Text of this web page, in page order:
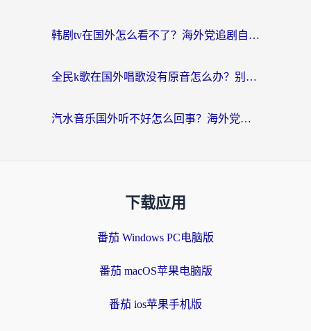
韩剧tv在国外怎么看不了？海外党追剧自由的终极解决方案来了
全民k歌在国外唱歌没有原音怎么办？别让地域限制毁了你的麦霸时刻
汽水音乐国外听不好怎么回事？海外党亲测有效的回国加速方案来了
下载应用
番茄 Windows PC电脑版
番茄 macOS苹果电脑版
番茄 ios苹果手机版